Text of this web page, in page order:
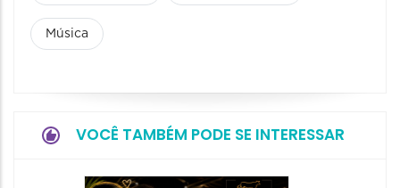
Música
VOCÊ TAMBÉM PODE SE INTERESSAR